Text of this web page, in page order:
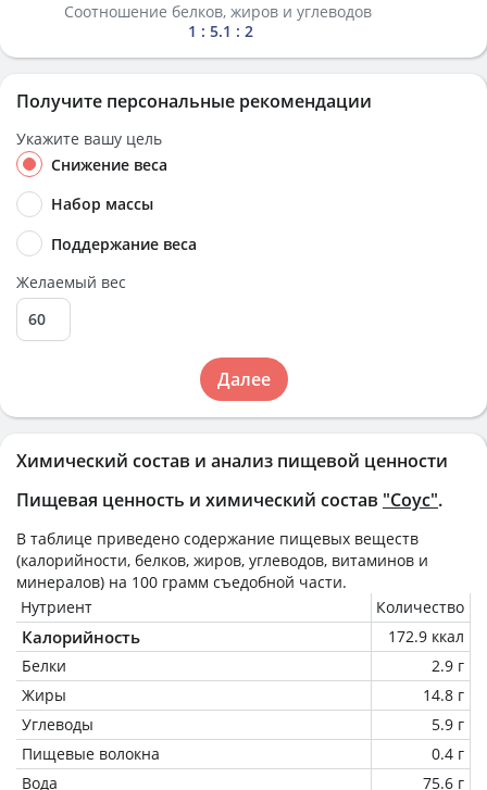
Химический состав и анализ пищевой ценности
Пищевая ценность и химический состав "Соус".
В таблице приведено содержание пищевых веществ
(калорийности, белков, жиров, углеводов, витаминов и
минералов) на 100 грамм съедобной части.
Нутриент
Количество
Калорийность
172.9 ккал
Белки
2.9 г
Жиры
14.8 г
Углеводы
5.9 г
Пищевые волокна
0.4 г
Вода
75.6 г
Соотношение белков, жиров и углеводов
1 : 5.1 : 2
Получите персональные рекомендации
Укажите вашу цель
Снижение веса
Набор массы
Поддержание веса
Желаемый вес
Далее